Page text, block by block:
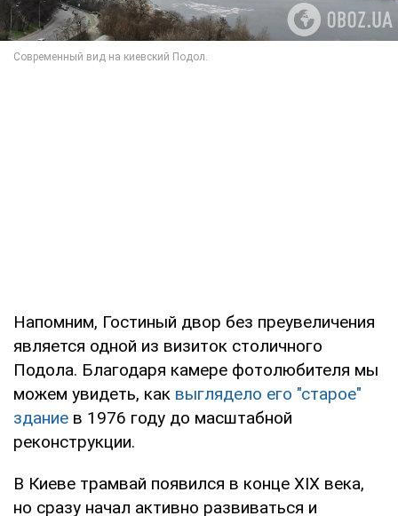
Напомним, Гостиный двор без преувеличения
является одной из визиток столичного
Подола. Благодаря камере фотолюбителя мы
можем увидеть, как выглядело его "старое"
здание в 1976 году до масштабной
реконструкции.
В Киеве трамвай появился в конце XIX века,
но сразу начал активно развиваться и